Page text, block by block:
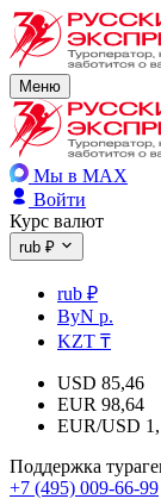
Меню
Мы в MAX
Войти
Курс валют
rub ₽
rub ₽
ByN р.
KZT ₸
USD 85,46
EUR 98,64
EUR/USD
Поддержка
+7 (495) 009-66-99